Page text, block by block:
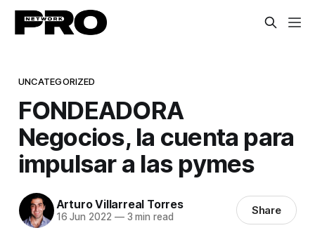
UNCATEGORIZED
FONDEADORA
Negocios, la cuenta para
impulsar a las pymes
Arturo Villarreal Torres
16 Jun 2022 —3 min read Share